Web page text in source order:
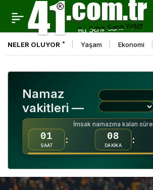
NELER OLUYOR Yaşam Ekonomi
Namaz
vakitleri —
İmsak namazına kalan süre
01
SAAT
: 08
DAKİKA
:
Yenişehir’de doğa
yürüyüşü büyük ilgi
gördü